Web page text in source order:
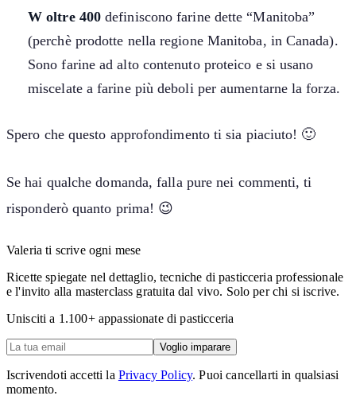
W oltre 400 definiscono farine dette “Manitoba”
(perchè prodotte nella regione Manitoba, in Canada).
Sono farine ad alto contenuto proteico e si usano
miscelate a farine più deboli per aumentarne la forza.
Spero che questo approfondimento ti sia piaciuto! 🙂
Se hai qualche domanda, falla pure nei commenti, ti
risponderò quanto prima! 😉
Valeria ti scrive ogni mese
Ricette spiegate nel dettaglio, tecniche di pasticceria professionale
e l'invito alla masterclass gratuita dal vivo. Solo per chi si iscrive.
Unisciti a 1.100+ appassionate di pasticceria
Voglio imparare
Iscrivendoti accetti la Privacy Policy. Puoi cancellarti in qualsiasi
momento.